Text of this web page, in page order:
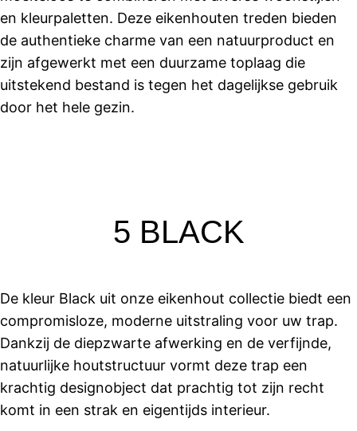
en kleurpaletten. Deze eikenhouten treden bieden
de authentieke charme van een natuurproduct en
zijn afgewerkt met een duurzame toplaag die
uitstekend bestand is tegen het dagelijkse gebruik
door het hele gezin.
5 BLACK
De kleur Black uit onze eikenhout collectie biedt een
compromisloze, moderne uitstraling voor uw trap.
Dankzij de diepzwarte afwerking en de verfijnde,
natuurlijke houtstructuur vormt deze trap een
krachtig designobject dat prachtig tot zijn recht
komt in een strak en eigentijds interieur.